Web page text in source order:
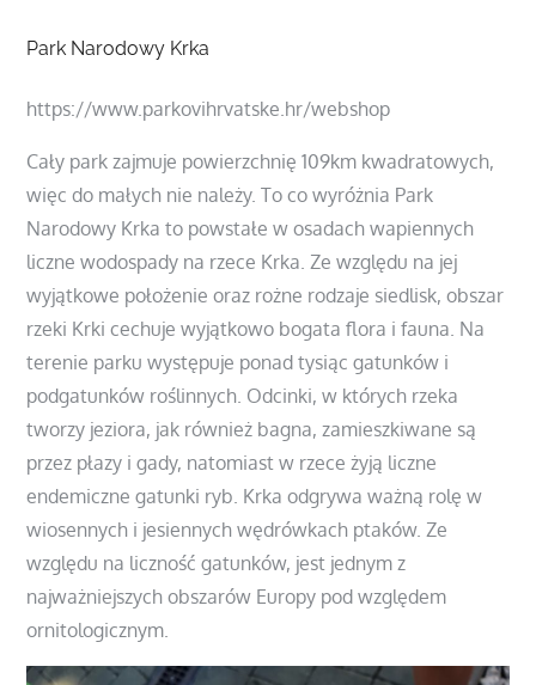
Park Narodowy Krka
https://www.parkovihrvatske.hr/webshop
Cały park zajmuje powierzchnię 109km kwadratowych,
więc do małych nie należy. To co wyróżnia Park
Narodowy Krka to powstałe w osadach wapiennych
liczne wodospady na rzece Krka. Ze względu na jej
wyjątkowe położenie oraz rożne rodzaje siedlisk, obszar
rzeki Krki cechuje wyjątkowo bogata flora i fauna. Na
terenie parku występuje ponad tysiąc gatunków i
podgatunków roślinnych. Odcinki, w których rzeka
tworzy jeziora, jak również bagna, zamieszkiwane są
przez płazy i gady, natomiast w rzece żyją liczne
endemiczne gatunki ryb. Krka odgrywa ważną rolę w
wiosennych i jesiennych wędrówkach ptaków. Ze
względu na liczność gatunków, jest jednym z
najważniejszych obszarów Europy pod względem
ornitologicznym.